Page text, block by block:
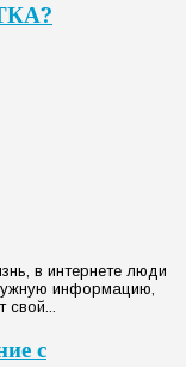
в интернете люди
информацию,
с